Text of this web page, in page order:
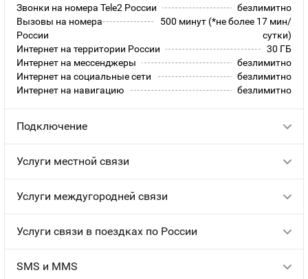
Звонки на номера Tele2 России
безлимитно
Вызовы на номера
России
500 минут (*не более 17 мин/
сутки)
Интернет на территории России
30 ГБ
Интернет на мессенджеры
безлимитно
Интернет на социальные сети
безлимитно
Интернет на навигацию
безлимитно
Подключение
Услуги местной связи
Услуги междугородней связи
Услуги связи в поездках по России
SMS и MMS